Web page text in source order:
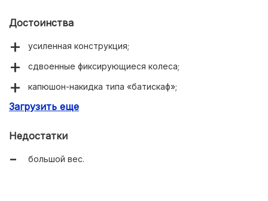
Достоинства
усиленная конструкция;
сдвоенные фиксирующиеся колеса;
капюшон-накидка типа «батискаф»;
ремни безопасности с наплечниками;
Загрузить еще
Недостатки
большой вес.